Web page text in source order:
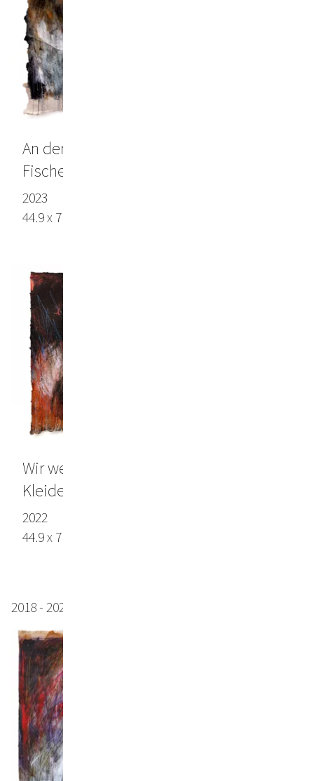
An den Wänden Schuppen vom
Fischeputzen und etwas Lichtschein
2023
44.9 x 71.6 in (114 x 182 cm), Lokta paper
Wir werden wiederkommen, in anderen
Kleidern, mit anderen Augen
2022
44.9 x 71.6 in (114 x 182 cm), Lokta paper
2018 - 2021 works on Arches paper (selection)